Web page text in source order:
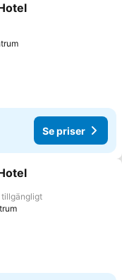
Mina Favoriter
Se priser
Mina Favoriter
tillgängligt